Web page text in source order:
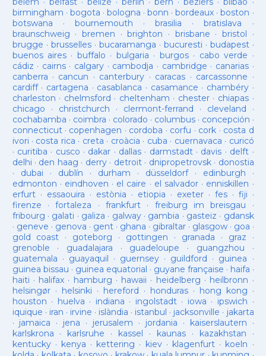
birmingham · bogota · bologna ·bonn ·bordeaux ·boston ·
botswana · bournemouth ·brasilia ·bratislava ·
braunschweig · bremen ·brighton · brisbane · bristol ·
brugge · brusselles· bucaramanga · bucuresti · budapest·
buenos aires· buffalo · bulgaria · burgos· cabo verde ·
cádiz · cairns· calgary · cambodja · cambridge · canarias·
canberra · cancun · canterbury · caracas · carcassonne ·
cardiff· cartagena · casablanca · casamance · chambéry·
charleston · chelmsford · cheltenham · chester· chiapas ·
chicago · christchurch · clermont-ferrand · cleveland ·
cochabamba · coimbra · colorado · columbus· concepción ·
connecticut· copenhagen · cordoba · corfu · cork · costa d
ivori · costa rica · creta · croàcia · cuba · cuernavaca · curicó
· curitiba · cusco · dakar · dallas · darmstadt· davis · delft ·
delhi · den haag · derry· detroit· dnipropetrovsk· donostia
· dubai · dublín · durham · düsseldorf· edinburgh ·
edmonton · eindhoven · el caire · el salvador · enniskillen ·
erfurt· essaouira · estònia · etiopia · exeter· fes· fiji ·
firenze ·fortaleza · frankfurt· freiburg im breisgau ·
fribourg · galati · galiza · galway· gambia · gasteiz · gdansk
· geneve · genova · gent· ghana · gibraltar· glasgow· goa ·
gold coast · goteborg · gottingen · granada · graz ·
grenoble · guadalajara · guadeloupe · guangzhou ·
guatemala · guayaquil · guernsey· guildford · guinea ·
guinea bissau · guinea equatorial · guyane française · haifa ·
haiti · halifax · hamburg · hawaii · heidelberg · heilbronn ·
helsingør· helsinki · hereford · honduras· hong kong ·
houston · huelva · indiana · ingolstadt· iowa · ipswich ·
iquique · iran · irvine · islàndia · istanbul · jacksonville · jakarta
· jamaica · jena · jerusalem · jordania · kaiserslautern ·
karlskrona · karlsruhe · kassel · kaunas· kazakhstan ·
kentucky· kenya · kettering · kiev· klagenfurt · koeln ·